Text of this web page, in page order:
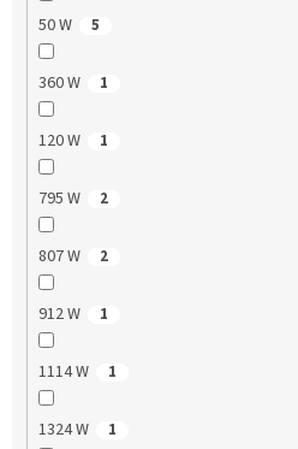
50 W 5
360 W 1
120 W 1
795 W 2
807 W 2
912 W 1
1114 W 1
1324 W 1